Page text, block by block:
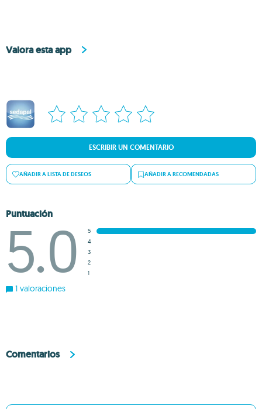
Valora esta app
ESCRIBIR UN COMENTARIO
AÑADIR A LISTA DE DESEOS AÑADIR A RECOMENDADAS
Puntuación
5.0
5
4
3
2
1
1 valoraciones
Comentarios